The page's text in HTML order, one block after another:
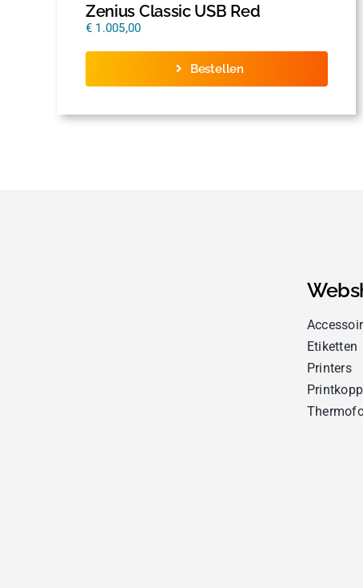
Zenius Classic USB Red
€ 1.005,00
Bestellen
Etiketten
Printers